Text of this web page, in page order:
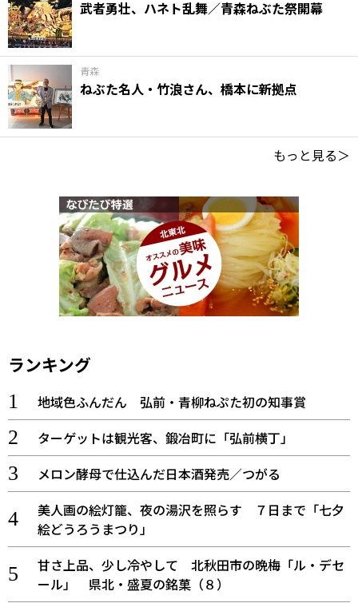
武者勇壮、ハネト乱舞／青森ねぶた祭開幕
青森
ねぶた名人・竹浪さん、橋本に新拠点
もっと見る＞
ランキング
地域色ふんだん 弘前・青柳ねぷた初の知事賞
ターゲットは観光客、鍛冶町に「弘前横丁」
メロン酵母で仕込んだ日本酒発売／つがる
美人画の絵灯籠、夜の湯沢を照らす ７日まで「七夕
絵どうろうまつり」
甘さ上品、少し冷やして 北秋田市の晩梅「ル・デセ
ール」 県北・盛夏の銘菓（８）